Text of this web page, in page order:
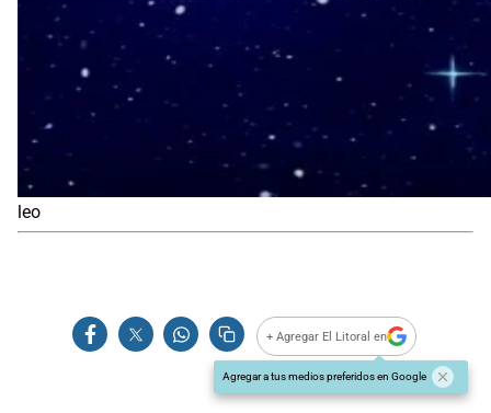
leo
+ Agregar El Litoral en
Agregar a tus medios preferidos en Google